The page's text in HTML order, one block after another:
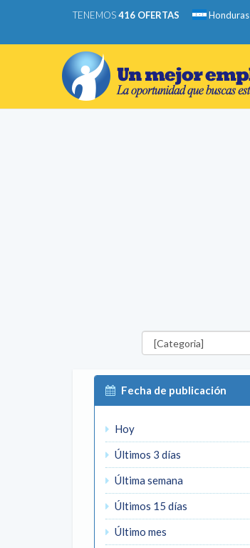
TENEMOS416 OFERTAS Honduras
Categorías
Fecha de publicación
Hoy
Últimos 3 días
Última semana
Últimos 15 días
Último mes